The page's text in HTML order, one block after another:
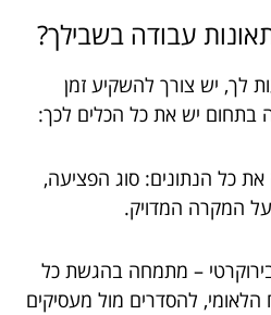
עבודה בשבילך?
לך, יש צורך להשקיע זמן
בתחום יש את כל הכלים לכך:
את כל הנתונים: סוג הפציעה,
המקרה המדויק.
– מתמחה בהגשת כל
להסדרים מול מעסיקים